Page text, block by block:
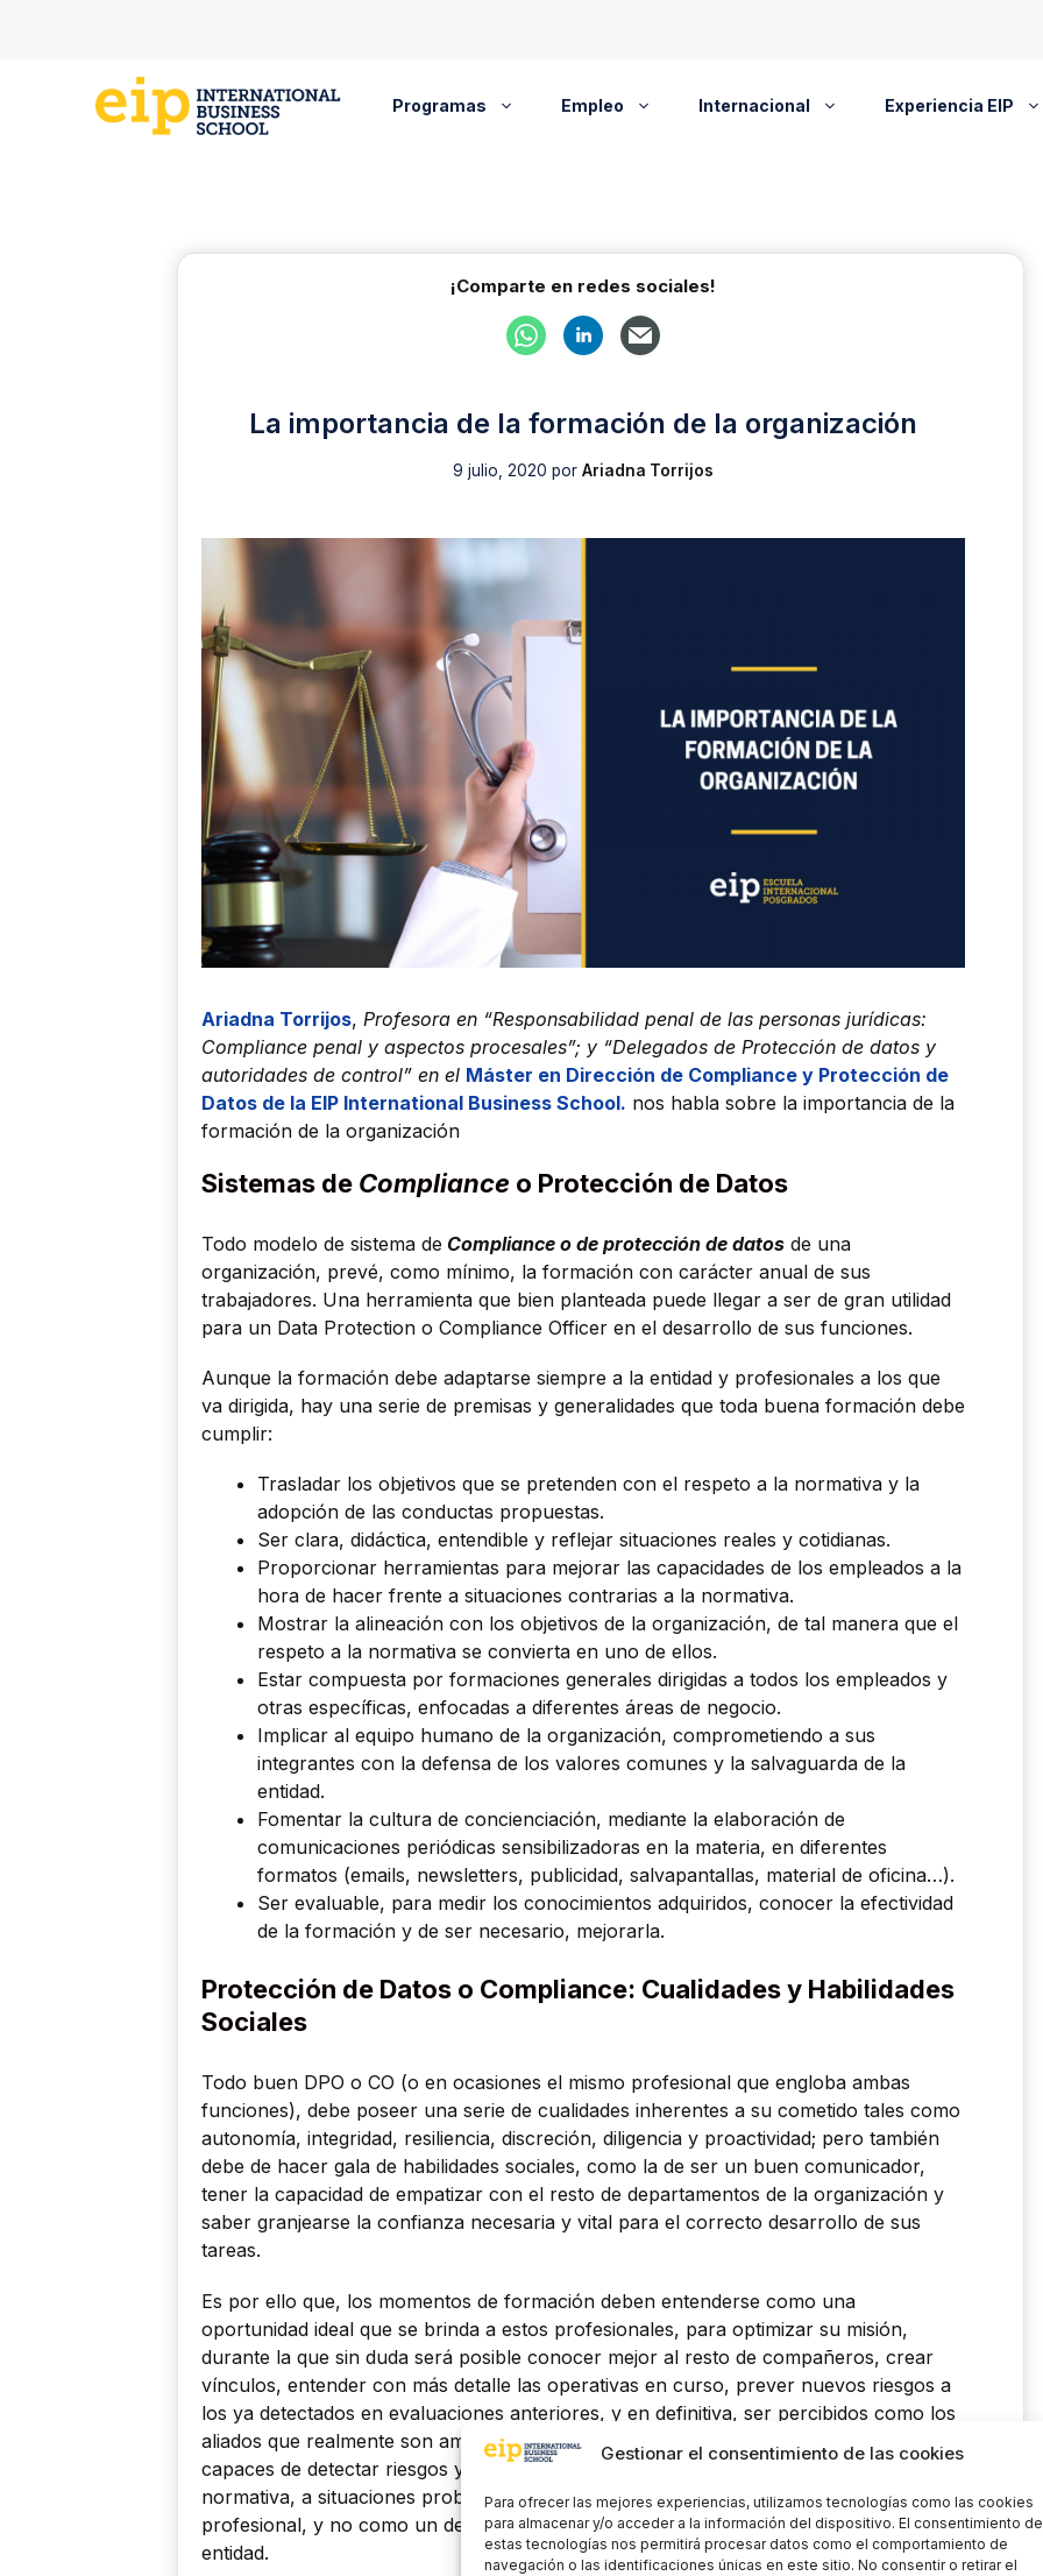
Gestionar el consentimiento de las cookies
Para ofrecer las mejores experiencias, utilizamos tecnologías como las cookies
para almacenar y/o acceder a la información del dispositivo. El consentimiento de
estas tecnologías nos permitirá procesar datos como el comportamiento de
navegación o las identificaciones únicas en este sitio. No consentir o retirar el
Programas Empleo Internacional Experiencia EIP
¡Comparte en redes sociales!
La importancia de la formación de la organización
9 julio, 2020 por Ariadna Torrijos
Ariadna Torrijos, Profesora en “Responsabilidad penal de las personas jurídicas:
Compliance penal y aspectos procesales”; y “Delegados de Protección de datos y
autoridades de control” en el Máster en Dirección de Compliance y Protección de
Datos de la EIP International Business School. nos habla sobre la importancia de la
formación de la organización
Sistemas de Compliance o Protección de Datos
Todo modelo de sistema de Compliance o de protección de datos de una
organización, prevé, como mínimo, la formación con carácter anual de sus
trabajadores. Una herramienta que bien planteada puede llegar a ser de gran utilidad
para un Data Protection o Compliance Officer en el desarrollo de sus funciones.
Aunque la formación debe adaptarse siempre a la entidad y profesionales a los que
va dirigida, hay una serie de premisas y generalidades que toda buena formación debe
cumplir:
Trasladar los objetivos que se pretenden con el respeto a la normativa y la
adopción de las conductas propuestas.
Ser clara, didáctica, entendible y reflejar situaciones reales y cotidianas.
Proporcionar herramientas para mejorar las capacidades de los empleados a la
hora de hacer frente a situaciones contrarias a la normativa.
Mostrar la alineación con los objetivos de la organización, de tal manera que el
respeto a la normativa se convierta en uno de ellos.
Estar compuesta por formaciones generales dirigidas a todos los empleados y
otras específicas, enfocadas a diferentes áreas de negocio.
Implicar al equipo humano de la organización, comprometiendo a sus
integrantes con la defensa de los valores comunes y la salvaguarda de la
entidad.
Fomentar la cultura de concienciación, mediante la elaboración de
comunicaciones periódicas sensibilizadoras en la materia, en diferentes
formatos (emails, newsletters, publicidad, salvapantallas, material de oficina…).
Ser evaluable, para medir los conocimientos adquiridos, conocer la efectividad
de la formación y de ser necesario, mejorarla.
Protección de Datos o Compliance: Cualidades y Habilidades
Sociales
Todo buen DPO o CO (o en ocasiones el mismo profesional que engloba ambas
funciones), debe poseer una serie de cualidades inherentes a su cometido tales como
autonomía, integridad, resiliencia, discreción, diligencia y proactividad; pero también
debe de hacer gala de habilidades sociales, como la de ser un buen comunicador,
tener la capacidad de empatizar con el resto de departamentos de la organización y
saber granjearse la confianza necesaria y vital para el correcto desarrollo de sus
tareas.
Es por ello que, los momentos de formación deben entenderse como una
oportunidad ideal que se brinda a estos profesionales, para optimizar su misión,
durante la que sin duda será posible conocer mejor al resto de compañeros, crear
vínculos, entender con más detalle las operativas en curso, prever nuevos riesgos a
los ya detectados en evaluaciones anteriores, y en definitiva, ser percibidos como los
aliados que realmente son ambas figuras: un apoyo dentro de la organización,
capaces de detectar riesgos y de ofrecer soluciones (a veces creativas) y conforme a
normativa, a situaciones problemáticas que pueden darse en el día a día del
profesional, y no como un departamento hostil no alineado con los objetivos de la
entidad.